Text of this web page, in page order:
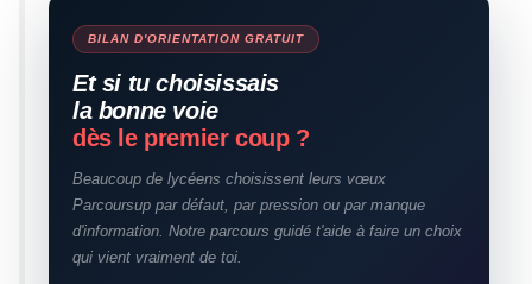
BILAN D'ORIENTATION GRATUIT
Et si tu choisissais
la bonne voie
dès le premier coup ?
Beaucoup de lycéens choisissent leurs vœux
Parcoursup par défaut, par pression ou par manque
d'information. Notre parcours guidé t'aide à faire un choix
qui vient vraiment de toi.